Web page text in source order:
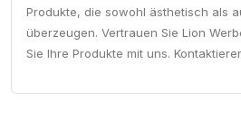
Produkte, die sowohl ästhetisch als
überzeugen. Vertrauen Sie Lion
Sie Ihre Produkte mit uns.